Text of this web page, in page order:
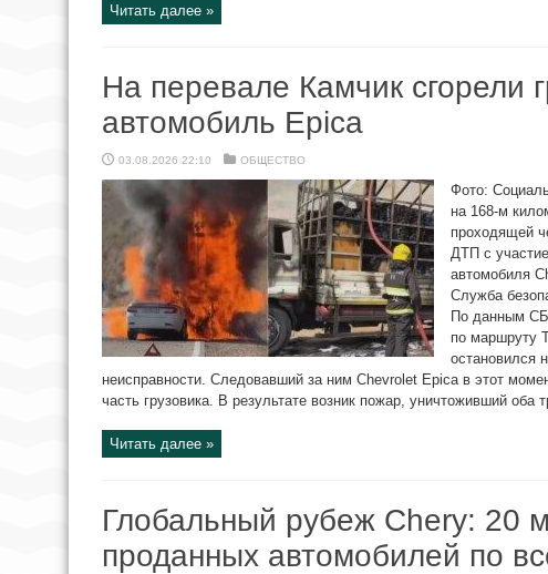
Читать далее »
На перевале Камчик сгорели
автомобиль Epica
03.08.2026 22:10 ОБЩЕСТВО
Фото:
на 168-м
проходящей
ДТП с
автомобиля
Служба
По данным
по маршруту
остановился
неисправности. Следовавший за ним Chevrolet Epica в этот
часть грузовика. В результате возник пожар, уничтоживший оба
Читать далее »
Глобальный рубеж Chery: 20
проданных автомобилей по